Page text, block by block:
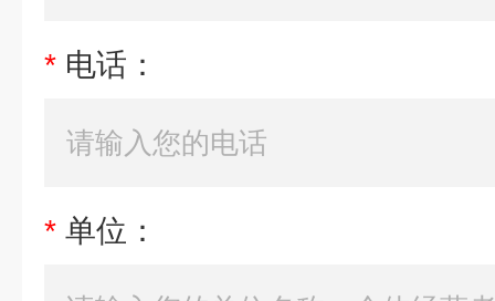
* 电话：
* 单位：